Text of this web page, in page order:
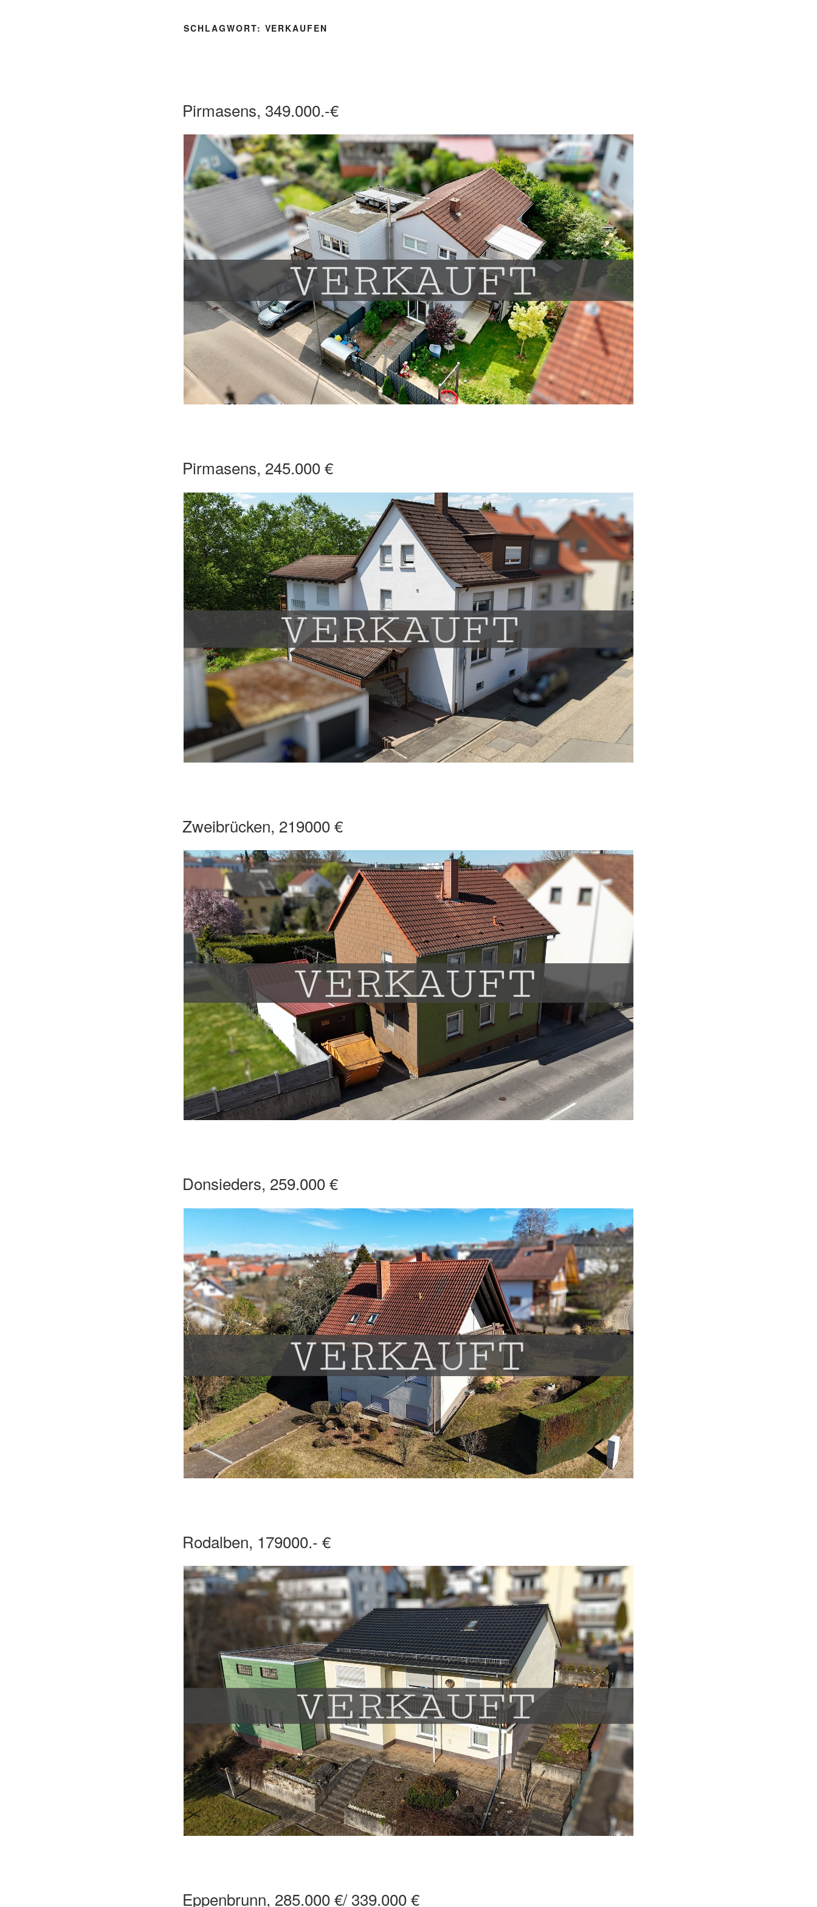
SCHLAGWORT: VERKAUFEN
Pirmasens, 349.000.-€
Pirmasens, 245.000 €
Zweibrücken, 219000 €
Donsieders, 259.000 €
Rodalben, 179000.- €
Eppenbrunn, 285.000 €/ 339.000 €